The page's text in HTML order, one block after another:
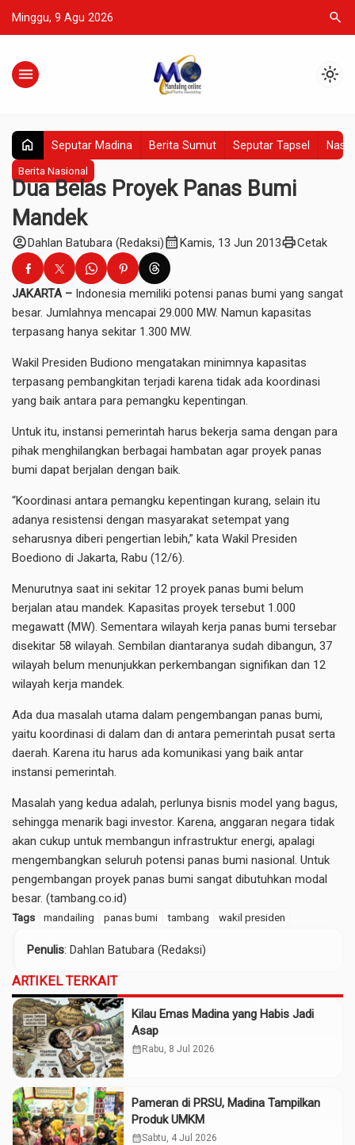
Minggu, 9 Agu 2026 search
menu light_mode
home Seputar Madina Berita Sumut Seputar Tapsel
Berita Nasional
Dua Belas Proyek Panas Bumi
Mandek
account_circleDahlan Batubara (Redaksi)calendar_monthKamis, 13 Jun 2013printCetak
JAKARTA – Indonesia memiliki potensi panas bumi yang sangat
besar. Jumlahnya mencapai 29.000 MW. Namun kapasitas
terpasang hanya sekitar 1.300 MW.
Wakil Presiden Budiono mengatakan minimnya kapasitas
terpasang pembangkitan terjadi karena tidak ada koordinasi
yang baik antara para pemangku kepentingan.
Untuk itu, instansi pemerintah harus bekerja sama dengan para
pihak menghilangkan berbagai hambatan agar proyek panas
bumi dapat berjalan dengan baik.
“Koordinasi antara pemangku kepentingan kurang, selain itu
adanya resistensi dengan masyarakat setempat yang
seharusnya diberi pengertian lebih,” kata Wakil Presiden
Boediono di Jakarta, Rabu (12/6).
Menurutnya saat ini sekitar 12 proyek panas bumi belum
berjalan atau mandek. Kapasitas proyek tersebut 1.000
megawatt (MW). Sementara wilayah kerja panas bumi tersebar
disekitar 58 wilayah. Sembilan diantaranya sudah dibangun, 37
wilayah belum menunjukkan perkembangan signifikan dan 12
wilayah kerja mandek.
Ada dua masalah utama dalam pengembangan panas bumi,
yaitu koordinasi di dalam dan di antara pemerintah pusat serta
daerah. Karena itu harus ada komunikasi yang baik antar
instansi pemerintah.
Masalah yang kedua adalah, perlunya bisnis model yang bagus,
sehingga menarik bagi investor. Karena, anggaran negara tidak
akan cukup untuk membangun infrastruktur energi, apalagi
mengembangkan seluruh potensi panas bumi nasional. Untuk
pengembangan proyek panas bumi sangat dibutuhkan modal
besar. (tambang.co.id)
Tags mandailing panas bumi tambang wakil presiden
Penulis: Dahlan Batubara (Redaksi)
ARTIKEL TERKAIT
Kilau Emas Madina yang Habis Jadi
Asap
calendar_month Rabu, 8 Jul 2026
Pameran di PRSU, Madina Tampilkan
Produk UMKM
calendar_monthSabtu, 4 Jul 2026